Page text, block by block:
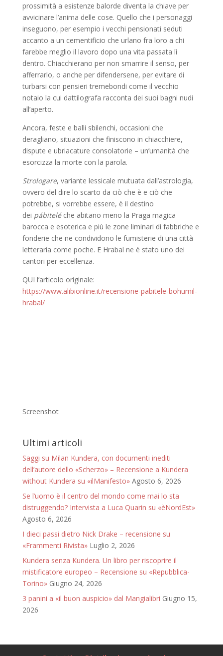
prossimità a esistenze balorde diventa la chiave per
avvicinare l’anima delle cose. Quello che i personaggi
inseguono, per esempio i vecchi pensionati seduti
accanto a un cementificio che urlano fra loro a chi
farebbe meglio il lavoro dopo una vita passata lì
dentro. Chiacchierano per non smarrire il senso, per
afferrarlo, o anche per difendersene, per evitare di
turbarsi con pensieri tremebondi come il vecchio
notaio la cui dattilografa racconta dei suoi bagni nudi
all’aperto.
Ancora, feste e balli sbilenchi, occasioni che
deragliano, situazioni che finiscono in chiacchiere,
dispute e ubriacature consolatorie – un’umanità che
esorcizza la morte con la parola.
Strologare, variante lessicale mutuata dall’astrologia,
ovvero del dire lo scarto da ciò che è e ciò che
potrebbe, si vorrebbe essere, è il destino
dei pábiteléche abitano meno la Praga magica
barocca e esoterica e più le zone liminari di fabbriche e
fonderie che ne condividono le fumisterie di una città
letteraria come poche. E Hrabal ne è stato uno dei
cantori per eccellenza.
QUI l’articolo originale:
https://www.alibionline.it/recensione-pabitele-bohumil-
hrabal/
Screenshot
Ultimi articoli
Saggi su Milan Kundera, con documenti inediti
dell’autore dello «Scherzo» – Recensione a Kundera
without Kundera su «ilManifesto» Agosto 6, 2026
Se l’uomo è il centro del mondo come mai lo sta
distruggendo? Intervista a Luca Quarin su «èNordEst»
Agosto 6, 2026
I dieci passi dietro Nick Drake – recensione su
«Frammenti Rivista» Luglio 2, 2026
Kundera senza Kundera. Un libro per riscoprire il
mistificatore europeo – Recensione su «Repubblica-
Torino» Giugno 24, 2026
3 panini a «il buon auspicio» dal Mangialibri Giugno 15,
2026